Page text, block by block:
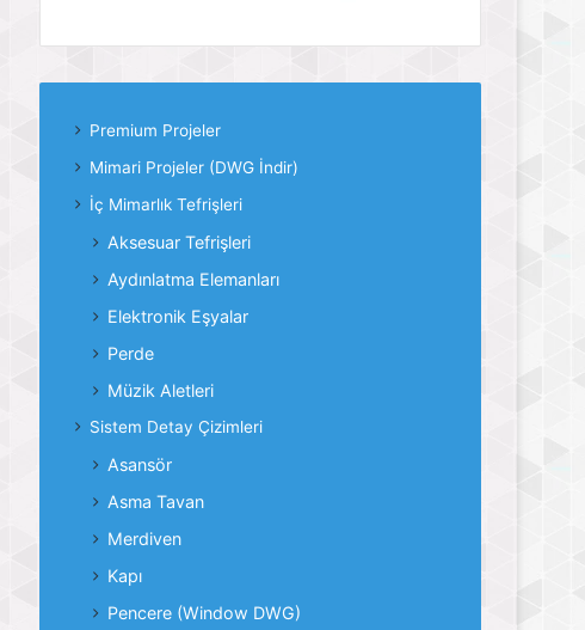
Premium Projeler
Mimari Projeler (DWG İndir)
İç Mimarlık Tefrişleri
Aksesuar Tefrişleri
Aydınlatma Elemanları
Elektronik Eşyalar
Perde
Müzik Aletleri
Sistem Detay Çizimleri
Asansör
Asma Tavan
Merdiven
Kapı
Pencere (Window DWG)